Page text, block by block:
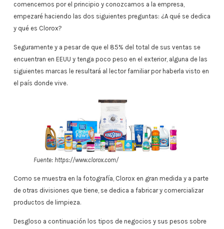
comencemos por el principio y conozcamos a la empresa,
empezaré haciendo las dos siguientes preguntas: ¿A qué se dedica
y qué es Clorox?
Seguramente y a pesar de que el 85% del total de sus ventas se
encuentran en EEUU y tenga poco peso en el exterior, alguna de las
siguientes marcas le resultará al lector familiar por haberla visto en
el país donde vive.
Fuente: https://www.clorox.com/
Como se muestra en la fotografía, Clorox en gran medida y a parte
de otras divisiones que tiene, se dedica a fabricar y comercializar
productos de limpieza.
Desgloso a continuación los tipos de negocios y sus pesos sobre